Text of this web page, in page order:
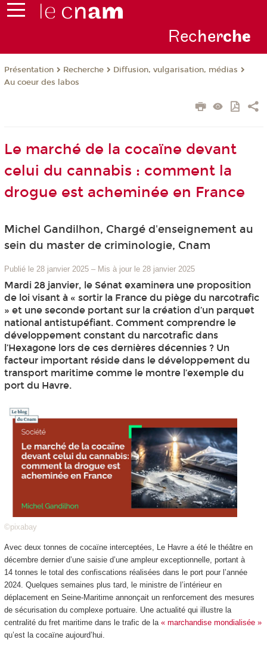
Recherche
Présentation Recherche
Diffusion, vulgarisation, médias
Au coeur des labos
Le marché de la cocaïne devant
celui du cannabis : comment la
drogue est acheminée en France
Michel Gandilhon, Chargé d'enseignement au
sein du master de criminologie, Cnam
Publié le 28 janvier 2025 – Mis à jour le 28 janvier 2025
Mardi 28 janvier, le Sénat examinera une proposition
de loi visant à « sortir la France du piège du narcotrafic
» et une seconde portant sur la création d’un parquet
national antistupéfiant. Comment comprendre le
développement constant du narcotrafic dans
l’Hexagone lors de ces dernières décennies ? Un
facteur important réside dans le développement du
transport maritime comme le montre l’exemple du
port du Havre.
©pixabay
Avec deux tonnes de cocaïne interceptées, Le Havre a été le théâtre en
décembre dernier d’une saisie d’une ampleur exceptionnelle, portant à
14 tonnes le total des confiscations réalisées dans le port pour l’année
2024. Quelques semaines plus tard, le ministre de l’intérieur en
déplacement en Seine-Maritime annonçait un renforcement des mesures
de sécurisation du complexe portuaire. Une actualité qui illustre la
centralité du fret maritime dans le trafic de la « marchandise mondialisée »
qu’est la cocaïne aujourd’hui.